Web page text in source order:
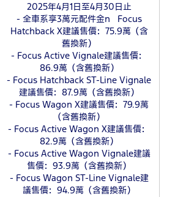
2025年4月1日至4月30日止
- 全車系享3萬元配件金n Focus
Hatchback X建議售價：75.9萬（含
舊換新）
- Focus Active Vignale建議售價：
86.9萬（含舊換新）
- Focus Hatchback ST-Line Vignale
建議售價：87.9萬（含舊換新）
- Focus Wagon X建議售價：79.9萬
（含舊換新）
- Focus Active Wagon X建議售價：
82.9萬（含舊換新）
- Focus Active Wagon Vignale建議
售價：93.9萬（含舊換新）
- Focus Wagon ST-Line Vignale建
議售價：94.9萬（含舊換新）